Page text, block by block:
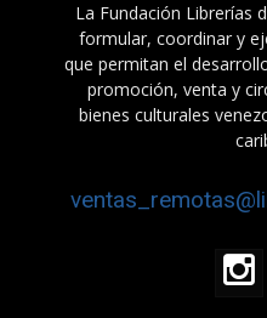
La Fundación Librerías
formular, coordinar y
que permitan el
promoción, venta y
bienes culturales